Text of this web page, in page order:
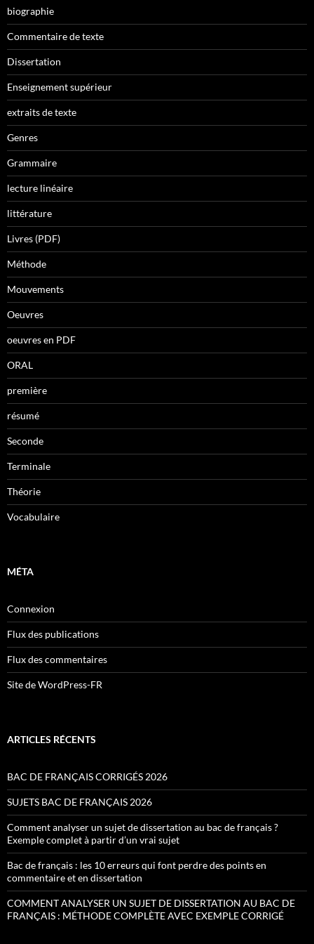
biographie
Commentaire de texte
Dissertation
Enseignement supérieur
extraits de texte
Genres
Grammaire
lecture linéaire
littérature
Livres (PDF)
Méthode
Mouvements
Oeuvres
oeuvres en PDF
ORAL
première
résumé
Seconde
Terminale
Théorie
Vocabulaire
MÉTA
Connexion
Flux des publications
Flux des commentaires
Site de WordPress-FR
ARTICLES RÉCENTS
BAC DE FRANÇAIS CORRIGÉS 2026
SUJETS BAC DE FRANÇAIS 2026
Comment analyser un sujet de dissertation au bac de français ?
Exemple complet à partir d’un vrai sujet
Bac de français : les 10 erreurs qui font perdre des points en
commentaire et en dissertation
COMMENT ANALYSER UN SUJET DE DISSERTATION AU BAC DE
FRANÇAIS : MÉTHODE COMPLÈTE AVEC EXEMPLE CORRIGÉ